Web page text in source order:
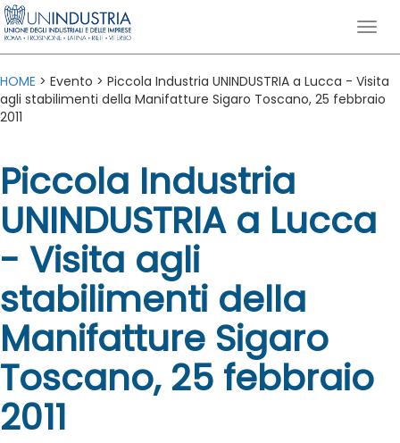
HOME > Evento > Piccola Industria UNINDUSTRIA a Lucca - Visita
agli stabilimenti della Manifatture Sigaro Toscano, 25 febbraio
2011
Piccola Industria
UNINDUSTRIA a Lucca
- Visita agli
stabilimenti della
Manifatture Sigaro
Toscano, 25 febbraio
2011